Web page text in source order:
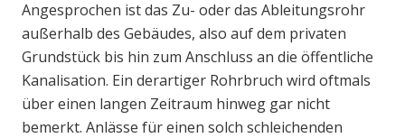
Angesprochen ist das Zu- oder das Ableitungsrohr
außerhalb des Gebäudes, also auf dem privaten
Grundstück bis hin zum Anschluss an die öffentliche
Kanalisation. Ein derartiger Rohrbruch wird oftmals
über einen langen Zeitraum hinweg gar nicht
bemerkt. Anlässe für einen solch schleichenden